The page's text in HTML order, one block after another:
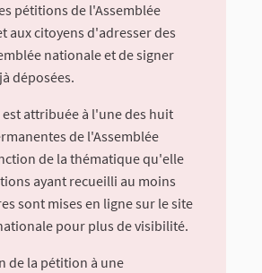
pétitions de l'Assemblée
aux citoyens d'adresser des
nationale et de signer
déposées.
attribuée à l'une des huit
de l'Assemblée
de la thématique qu'elle
ayant recueilli au moins
sont mises en ligne sur le site
pour plus de visibilité.
de la pétition à une